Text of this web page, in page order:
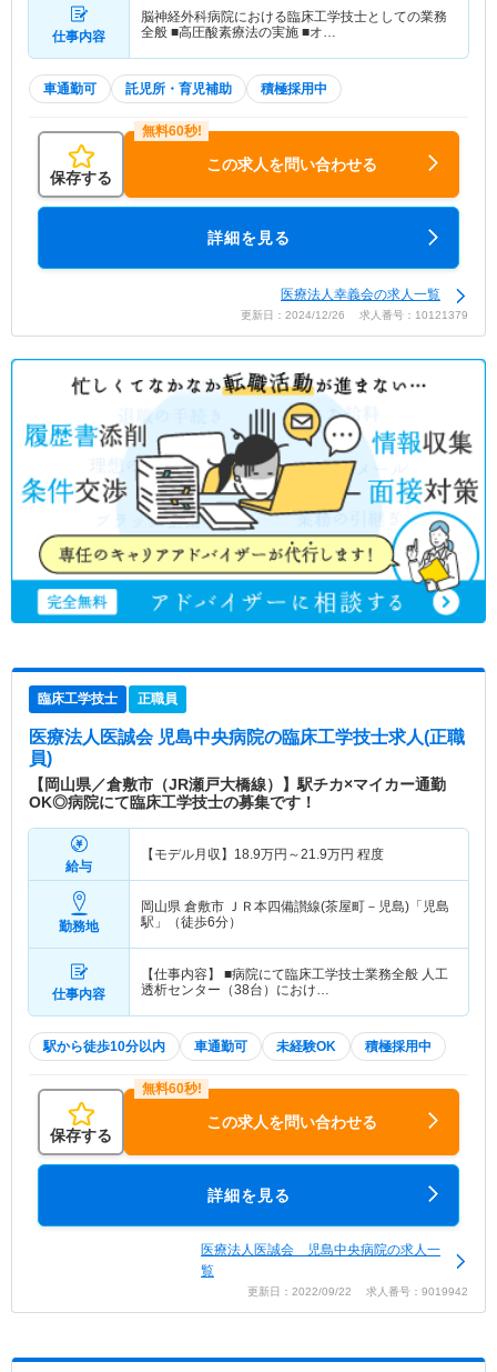
仕事内容
脳神経外科病院における臨床工学技士としての業務
全般 ■高圧酸素療法の実施 ■オ…
車通勤可 託児所・育児補助 積極採用中
保存する
この求人を問い合わせる
詳細を見る
医療法人幸義会の求人一覧
更新日：2024/12/26 求人番号：10121379
臨床工学技士 正職員
医療法人医誠会 児島中央病院の臨床工学技士求人(正職
員)
【岡山県／倉敷市（JR瀬戸大橋線）】駅チカ×マイカー通勤
OK◎病院にて臨床工学技士の募集です！
給与
【モデル月収】 18.9万円～21.9万円 程度
勤務地
岡山県 倉敷市 ＪＲ本四備讃線(茶屋町－児島)「児島
駅」（徒歩6分）
仕事内容
【仕事内容】 ■病院にて臨床工学技士業務全般 人工
透析センター（38台）におけ…
駅から徒歩10分以内 車通勤可 未経験OK 積極採用中
保存する
この求人を問い合わせる
詳細を見る
医療法人医誠会 児島中央病院の求人一
覧
更新日：2022/09/22 求人番号：9019942